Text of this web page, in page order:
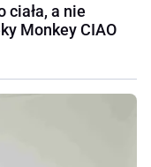
ciała, a nie
Monkey CIAO